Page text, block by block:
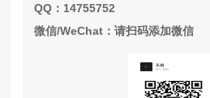
QQ：14755752
微信/WeChat：请扫码添加微信